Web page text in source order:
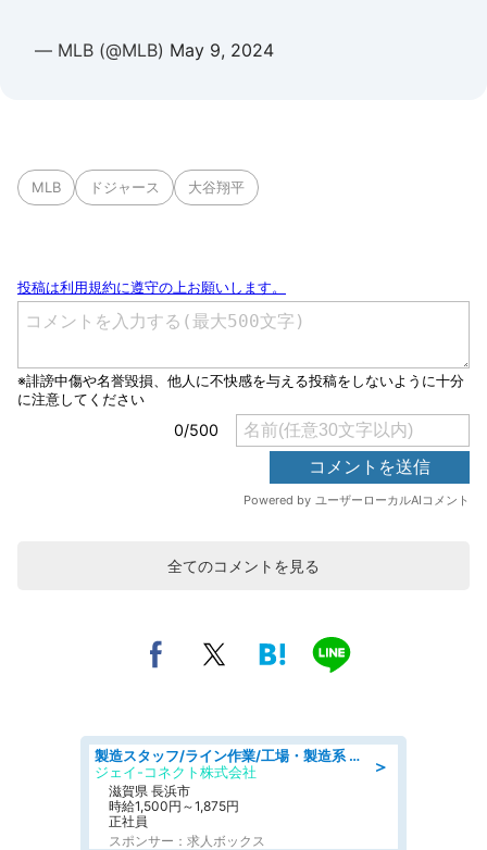
— MLB (@MLB) May 9, 2024
MLB ドジャース 大谷翔平
全てのコメントを見る
＞
製造スタッフ/ライン作業/工場・製造系 エンジン部品の機械加工/未経験可/昼食代無料
ジェイ-コネクト株式会社
滋賀県 長浜市
時給1,500円～1,875円
正社員
スポンサー：求人ボックス